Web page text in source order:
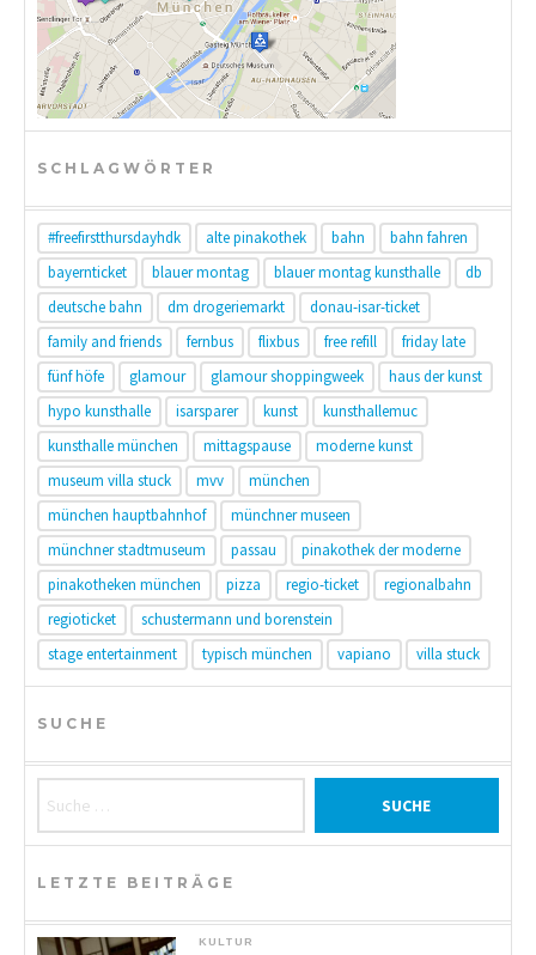
SCHLAGWÖRTER
#freefirstthursdayhdk alte pinakothek bahn
bahn fahren
bayernticket
blauer montag blauer montag kunsthalle
db
deutsche bahn
dm drogeriemarkt
donau-isar-ticket
family and friends
fernbus flixbus free refill
friday late
fünf höfe
glamour glamour shoppingweek
haus der kunst
hypo kunsthalle
isarsparer kunst
kunsthallemuc
kunsthalle münchen
mittagspause
moderne kunst
museum villa stuck
mvv
münchen
münchen hauptbahnhof
münchner museen
münchner stadtmuseum
passau
pinakothek der moderne
pinakotheken münchen
pizza regio-ticket
regionalbahn
regioticket
schustermann und borenstein
stage entertainment
typisch münchen vapiano villa stuck
SUCHE
LETZTE BEITRÄGE
KULTUR